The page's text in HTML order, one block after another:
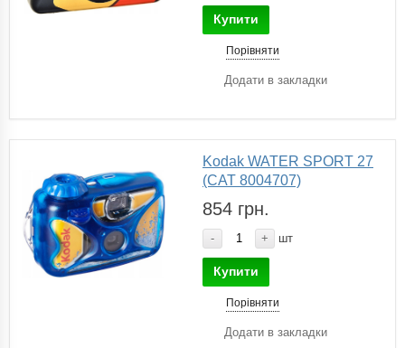
Купити
Порівняти
Додати в закладки
Kodak WATER SPORT 27
(САТ 8004707)
854 грн.
- + шт
Купити
Порівняти
Додати в закладки